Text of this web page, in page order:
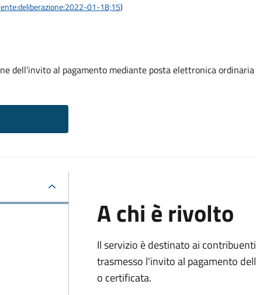
01-18;15)
dell’invito al pagamento mediante posta elettronica
A chi è rivolto
Il servizio è destinato ai
trasmesso l'invito al pagamento
o certificata.